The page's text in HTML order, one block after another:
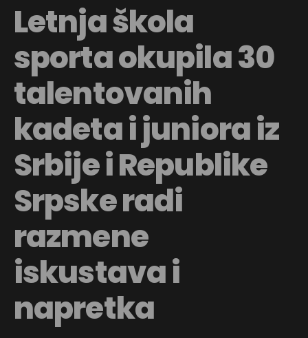
Letnja škola
sporta okupila 30
talentovanih
kadeta i juniora iz
Srbije i Republike
Srpske radi
razmene
iskustava i
napretka